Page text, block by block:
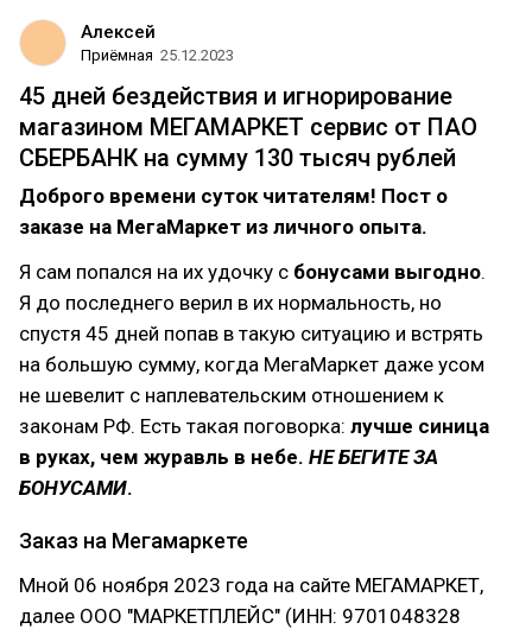
Алексей
Приёмная 25.12.2023
45 дней бездействия и игнорирование
магазином МЕГАМАРКЕТ сервис от ПАО
СБЕРБАНК на сумму 130 тысяч рублей
Доброго времени суток читателям! Пост о
заказе на МегаМаркет из личного опыта.
Я сам попался на их удочку с бонусами выгодно.
Я до последнего верил в их нормальность, но
спустя 45 дней попав в такую ситуацию и встрять
на большую сумму, когда МегаМаркет даже усом
не шевелит с наплевательским отношением к
законам РФ. Есть такая поговорка: лучше синица
в руках, чем журавль в небе. НЕ БЕГИТЕ ЗА
БОНУСАМИ.
Заказ на Мегамаркете
Мной 06 ноября 2023 года на сайте МЕГАМАРКЕТ,
далее ООО "МАРКЕТПЛЕЙС" (ИНН: 9701048328